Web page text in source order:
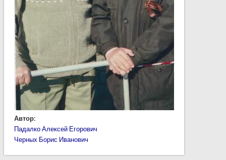
Автор:
Падалко Алексей Егорович
Черных Борис Иванович